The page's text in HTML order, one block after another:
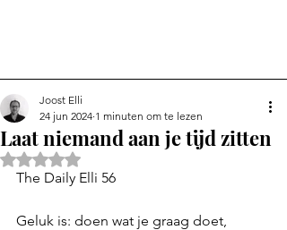
Laat niemand aan je tijd zitten
Joost Elli
24 jun 2024 1 minuten om te lezen
Beoordeeld met NaN uit 5 sterren.
The Daily Elli 56
Geluk is: doen wat je graag doet,